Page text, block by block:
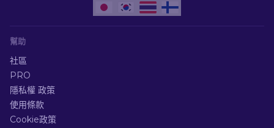
幫助
社區
PRO
隱私權 政策
使用條款
Cookie政策